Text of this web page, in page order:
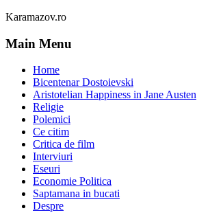
Karamazov.ro
Main Menu
Home
Bicentenar Dostoievski
Aristotelian Happiness in Jane Austen
Religie
Polemici
Ce citim
Critica de film
Interviuri
Eseuri
Economie Politica
Saptamana in bucati
Despre